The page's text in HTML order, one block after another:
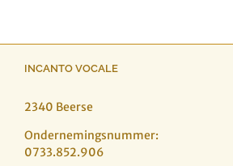
INCANTO VOCALE
2340 Beerse
Ondernemingsnummer:
0733.852.906